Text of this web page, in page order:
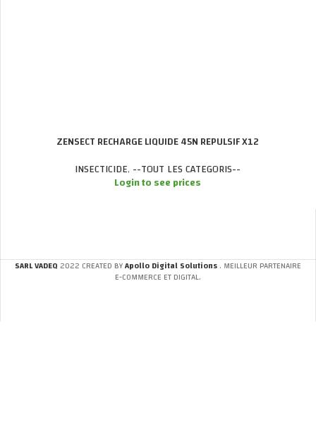
ZENSECT RECHARGE LIQUIDE 45N REPULSIF X12
INSECTICIDE, --TOUT LES CATEGORIS--
Login to see prices
SARL VADEQ 2022 CREATED BYApollo Digital Solutions. MEILLEUR PARTENAIRE
E-COMMERCE ET DIGITAL.